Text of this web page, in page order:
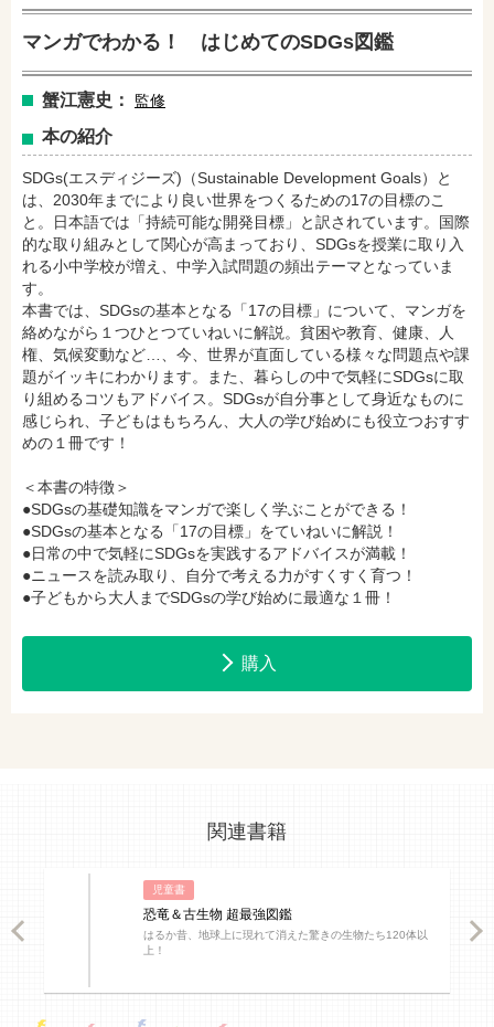
マンガでわかる！ はじめてのSDGs図鑑
蟹江憲史： 監修
本の紹介
SDGs(エスディジーズ)（Sustainable Development Goals）と
は、2030年までにより良い世界をつくるための17の目標のこ
と。日本語では「持続可能な開発目標」と訳されています。国際
的な取り組みとして関心が高まっており、SDGsを授業に取り入
れる小中学校が増え、中学入試問題の頻出テーマとなっていま
す。
本書では、SDGsの基本となる「17の目標」について、マンガを
絡めながら１つひとつていねいに解説。貧困や教育、健康、人
権、気候変動など…、今、世界が直面している様々な問題点や課
題がイッキにわかります。また、暮らしの中で気軽にSDGsに取
り組めるコツもアドバイス。SDGsが自分事として身近なものに
感じられ、子どもはもちろん、大人の学び始めにも役立つおすす
めの１冊です！
＜本書の特徴＞
●SDGsの基礎知識をマンガで楽しく学ぶことができる！
●SDGsの基本となる「17の目標」をていねいに解説！
●日常の中で気軽にSDGsを実践するアドバイスが満載！
●ニュースを読み取り、自分で考える力がすくすく育つ！
●子どもから大人までSDGsの学び始めに最適な１冊！
購入
amazonで購入 楽天ブックスで購入
セブンネットショッピングで購入 紀伊國屋書店で購入
e-honで購入 Honya Club.comで購入
hontoで購入
関連書籍
児童書
恐竜＆古生物 超最強図鑑
はるか昔、地球上に現れて消えた驚きの生物たち120体以
上！